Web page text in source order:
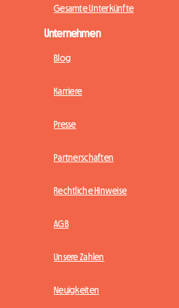
Gesamte Unterkünfte
Unternehmen
Blog
Karriere
Presse
Partnerschaften
Rechtliche Hinweise
AGB
Unsere Zahlen
Neuigkeiten